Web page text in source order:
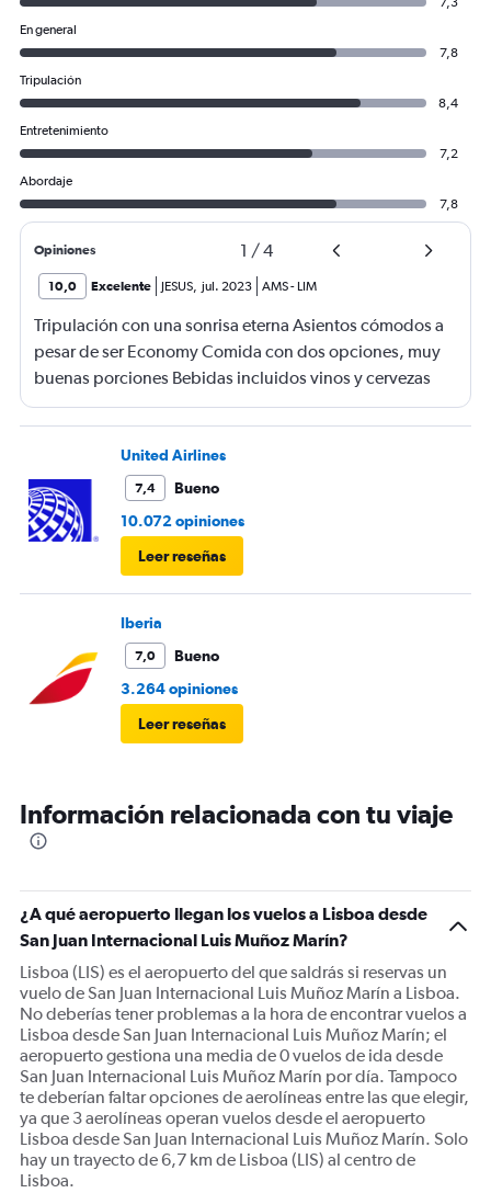
En general
7,8
Tripulación
8,4
Entretenimiento
7,2
Abordaje
7,8
Opiniones 1 /4
10,0 Excelente JESUS, jul. 2023 AMS- LIM
Tripulación con una sonrisa eterna Asientos cómodos a
pesar de ser Economy Comida con dos opciones, muy
buenas porciones Bebidas incluidos vinos y cervezas
vuelo muy tranquilo Información oportuna durante todo
el vuelo sobre el clima, turbulencias y vuelos de
transferencia en el aeropuerto Jorge Chavez de Lima-Peru
United Airlines
7,4
Bueno
10.072 opiniones
Leer reseñas
Iberia
7,0
Bueno
3.264 opiniones
Leer reseñas
Información relacionada con tu viaje
¿A qué aeropuerto llegan los vuelos a Lisboa desde
San Juan Internacional Luis Muñoz Marín?
Lisboa (LIS) es el aeropuerto del que saldrás si reservas un
vuelo de San Juan Internacional Luis Muñoz Marín a Lisboa.
No deberías tener problemas a la hora de encontrar vuelos a
Lisboa desde San Juan Internacional Luis Muñoz Marín; el
aeropuerto gestiona una media de 0 vuelos de ida desde
San Juan Internacional Luis Muñoz Marín por día. Tampoco
te deberían faltar opciones de aerolíneas entre las que elegir,
ya que 3 aerolíneas operan vuelos desde el aeropuerto
Lisboa desde San Juan Internacional Luis Muñoz Marín. Solo
hay un trayecto de 6,7 km de Lisboa (LIS) al centro de
Lisboa.